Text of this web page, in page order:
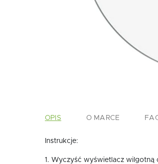
OPIS O MARCE
Instrukcje:
1. Wyczyść wyświetlacz wilgotną